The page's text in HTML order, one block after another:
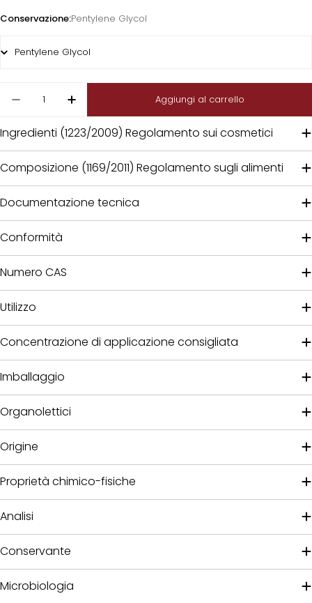
Conservazione:Pentylene Glycol
Diminuisci la quantità per CONIUNCTA® Haipao®
Aumenta la quantità per
Aggiungi al carrello
Ingredienti (1223/2009) Regolamento sui cosmetici
Composizione (1169/2011) Regolamento sugli alimenti
Documentazione tecnica
Conformità
Numero CAS
Utilizzo
Concentrazione di applicazione consigliata
Imballaggio
Organolettici
Origine
Proprietà chimico-fisiche
Analisi
Conservante
Microbiologia